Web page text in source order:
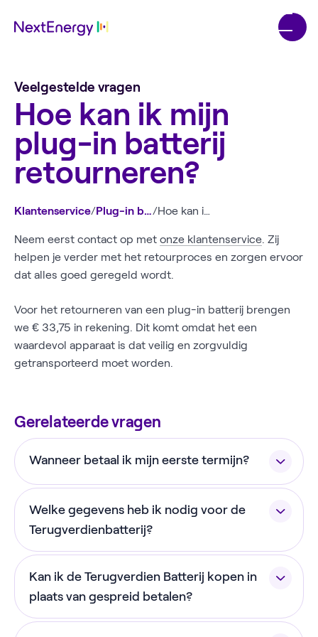
Veelgestelde vragen
Hoe kan ik mijn
plug-in batterij
retourneren?
Klantenservice/ Plug-in batterij/ Hoe kan ik mijn plug-in batterij retourneren?
Neem eerst contact op met onze klantenservice. Zij
helpen je verder met het retourproces en zorgen ervoor
dat alles goed geregeld wordt.
Voor het retourneren van een plug-in batterij brengen
we € 33,75 in rekening. Dit komt omdat het een
waardevol apparaat is dat veilig en zorgvuldig
getransporteerd moet worden.
Gerelateerde vragen
Wanneer betaal ik mijn eerste termijn?
De eerste termijn wordt circa één maand na het
afsluiten van de gespreid betalen overeenkomst
geïncasseerd via automatische incasso.
Welke gegevens heb ik nodig voor de
Terugverdienbatterij?
Spraypay controleert een aantal van jouw
gegevens voordat het proces kan worden
afgerond. Hiervoor hebben ze het volgende nodig:
Kan ik de Terugverdien Batterij kopen in
plaats van gespreid betalen?
Ja! Je kunt de batterij voor een eenmalig bedrag